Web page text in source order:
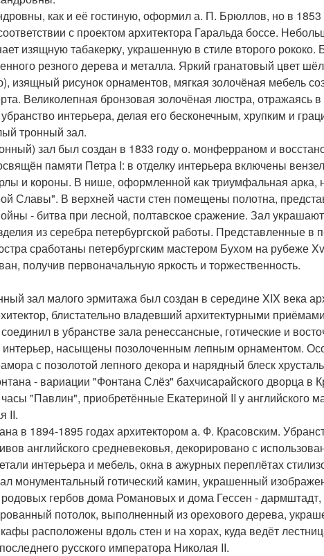
как и её гостиную, оформил а. П. Брюллов, но в 1853
с проектом архитектора Гаральда боссе.
изящную табакерку, украшенную в стиле второго рококо.
резного дерева и металла. Яркий гранатовый цвет
изящный рисунок орнаментов, мягкая золочёная мебель
Великолепная бронзовая золочёная люстра, отражаясь в
интерьера, делая его бесконечным, хрупким и
тронный зал.
зал был создан в 1833 году о. монферраном и
памяти Петра I: в отделку интерьера включены
и короны. В нише, оформленной как триумфальная арка,
Славы". В верхней части стен помещены полотна,
- битва при лесной, полтавское сражение. Зал
из серебра петербургской работы. Представленные в
сработаны петербургским мастером Бухом на рубеже
получив первоначальную яркость и торжественность.
зал малого эрмитажа был создан в середине XIX века
блистательно владевший архитектурными
в убранстве зала ренессансные, готические и
насыщены позолоченным лепным орнаментом.
с позолотой лепного декора и нарядный блеск
- вариации "Фонтана Слёз" бахчисарайского дворца в
"Павлин", приобретённые Екатериной II у английского
II.
в 1894-1895 годах архитектором а. Ф. Красовским.
английского средневековья, декорировано с
интерьера и мебель, окна в ажурных переплётах
монументальный готический камин, украшенный
родовых гербов дома Романовых и дома Гессен -
потолок, выполненный из орехового дерева,
расположены вдоль стен и на хорах, куда ведёт
русского императора Николая II.